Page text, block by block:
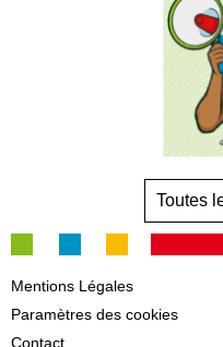
Toutes
Mentions Légales
Paramètres des cookies
Contact